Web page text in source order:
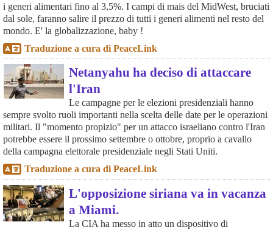
i generi alimentari fino al 3,5%. I campi di mais del MidWest, bruciati
dal sole, faranno salire il prezzo di tutti i generi alimenti nel resto del
mondo. E' la globalizzazione, baby !
Traduzione a cura di PeaceLink
Netanyahu ha deciso di attaccare
l'Iran
Le campagne per le elezioni presidenziali hanno
sempre svolto ruoli importanti nella scelta delle date per le operazioni
militari. Il "momento propizio" per un attacco israeliano contro l'Iran
potrebbe essere il prossimo settembre o ottobre, proprio a cavallo
della campagna elettorale presidenziale negli Stati Uniti.
Traduzione a cura di PeaceLink
L'opposizione siriana va in vacanza
a Miami.
La CIA ha messo in atto un dispositivo di